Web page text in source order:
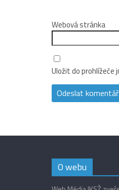
Webová stránka
Uložit do prohlížeče
O webu